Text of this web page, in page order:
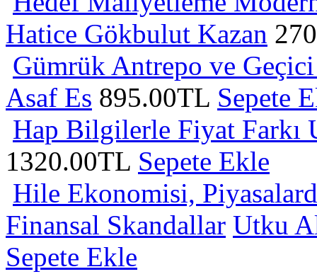
Hatice Gökbulut Kazan
Gümrük Antrepo ve
Asaf Es 895.00TL Sepete
Hap Bilgilerle Fiyat Farkı
1320.00TL Sepete Ekle
Hile Ekonomisi,
Finansal Skandallar Utku
Sepete Ekle